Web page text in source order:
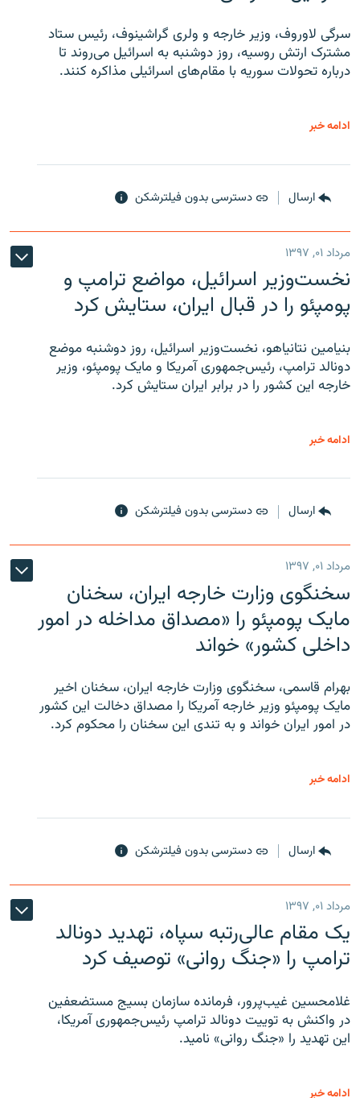
سرگی لاوروف، وزیر خارجه و ولری گراشینوف، رئیس ستاد
مشترک ارتش روسیه، روز دوشنبه به اسرائیل می‌روند تا
درباره تحولات سوریه با مقام‌های اسرائیلی مذاکره کنند.
ادامه خبر
ارسال دسترسی بدون فیلترشکن
مرداد ۰۱, ۱۳۹۷
نخست‌وزیر اسرائیل، مواضع ترامپ و
پومپئو را در قبال ایران، ستایش کرد
بنیامین نتانیاهو، نخست‌وزیر اسرائیل، روز دوشنبه موضع
دونالد ترامپ، رئیس‌جمهوری آمریکا و مایک پومپئو، وزیر
خارجه این کشور را در برابر ایران ستایش کرد.
ادامه خبر
ارسال دسترسی بدون فیلترشکن
مرداد ۰۱, ۱۳۹۷
سخنگوی وزارت خارجه ایران، سخنان
مایک پومپئو را «مصداق مداخله در امور
داخلی کشور» خواند
بهرام قاسمی، سخنگوی وزارت خارجه ایران، سخنان اخیر
مایک پومپئو وزیر خارجه آمریکا را مصداق دخالت این کشور
در امور ایران خواند و به تندی این سخنان را محکوم کرد.
ادامه خبر
ارسال دسترسی بدون فیلترشکن
مرداد ۰۱, ۱۳۹۷
یک مقام عالی‌رتبه سپاه، تهدید دونالد
ترامپ را «جنگ روانی» توصیف کرد
غلامحسین غیب‌پرور، فرمانده سازمان بسیج مستضعفین
در واکنش به توییت دونالد ترامپ رئیس‌جمهوری آمریکا،
این تهدید را «جنگ روانی» نامید.
ادامه خبر